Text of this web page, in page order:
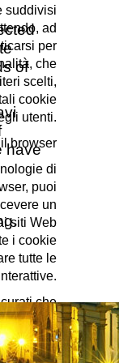
suddivisi
ad
per
che
scelti,
cookie
utenti.
browser
di
puoi
un
siti Web
i cookie
tutte le
che
le tue
of
have